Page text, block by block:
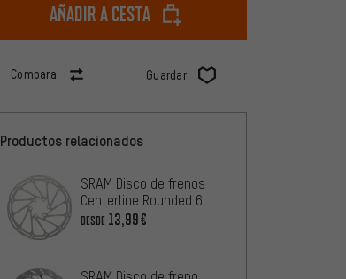
Añadir a cesta
Compara Guardar
Productos relacionados
SRAM Disco de frenos
Centerline Rounded 6
agujeros 1 pieza
DESDE 13,99€